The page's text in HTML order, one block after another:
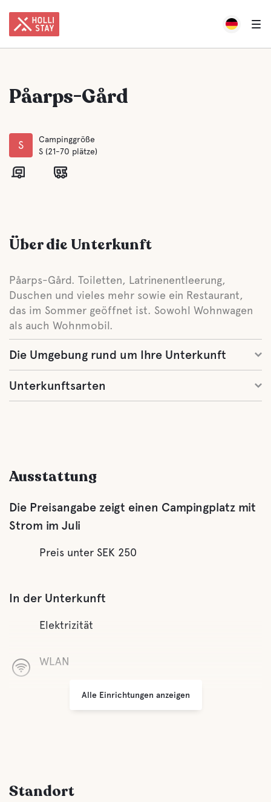
Påarps-Gård
S
Campinggröße
S (21-70 plätze)
Über die Unterkunft
Påarps-Gård. Toiletten, Latrinenentleerung,
Duschen und vieles mehr sowie ein Restaurant,
das im Sommer geöffnet ist. Sowohl Wohnwagen
als auch Wohnmobil.
Die Umgebung rund um Ihre Unterkunft
Unterkunftsarten
Ausstattung
Die Preisangabe zeigt einen Campingplatz mit
Strom im Juli
Preis unter SEK 250
In der Unterkunft
Elektrizität
WLAN
Ganzjährig geöffnet
Alle Einrichtungen anzeigen
Standort